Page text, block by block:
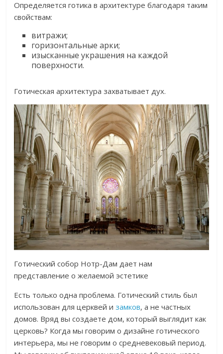
Определяется готика в архитектуре благодаря таким
свойствам:
витражи;
горизонтальные арки;
изысканные украшения на каждой
поверхности.
Готическая архитектура захватывает дух.
Готический собор Нотр-Дам дает нам
представление о желаемой эстетике
Есть только одна проблема. Готический стиль был
использован для церквей изамков, а не частных
домов. Вряд вы создаете дом, который выглядит как
церковь? Когда мы говорим о дизайне готического
интерьера, мы не говорим о средневековый период.